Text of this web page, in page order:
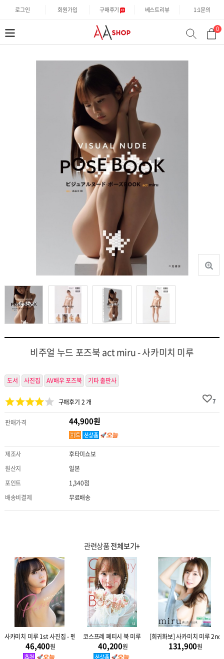
로그인 회원가입 구매후기 베스트리뷰 1:1문의
류
0
비주얼 누드 포즈북 act miru - 사카미치 미루
도서 사진집 AV배우 포즈북 기타 출판사
구매후기 2 개 7
판매가격 44,900원
제조사
후타미쇼보
원산지
일본
포인트
1,340점
배송비결제
무료배송
관련상품전체보기+
Look
사카미치 미루 1st 사진집 - 펜디엔테 Pendiente
46,400원
코스프레 페티시 북 미루
40,200원
[희귀화보] 사카미치 미루 2nd
131,900원